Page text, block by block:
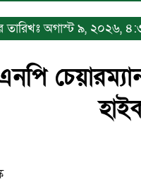
তারিখঃ অগাস্ট ৯, ২০২৬,